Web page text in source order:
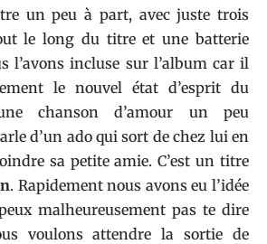
un peu à part, avec juste trois
le long du titre et une batterie
l’avons incluse sur l’album car il
le nouvel état d’esprit du
chanson d’amour un peu
d’un ado qui sort de chez lui en
sa petite amie. C’est un titre
. Rapidement nous avons eu l’idée
malheureusement pas te dire
voulons attendre la sortie de